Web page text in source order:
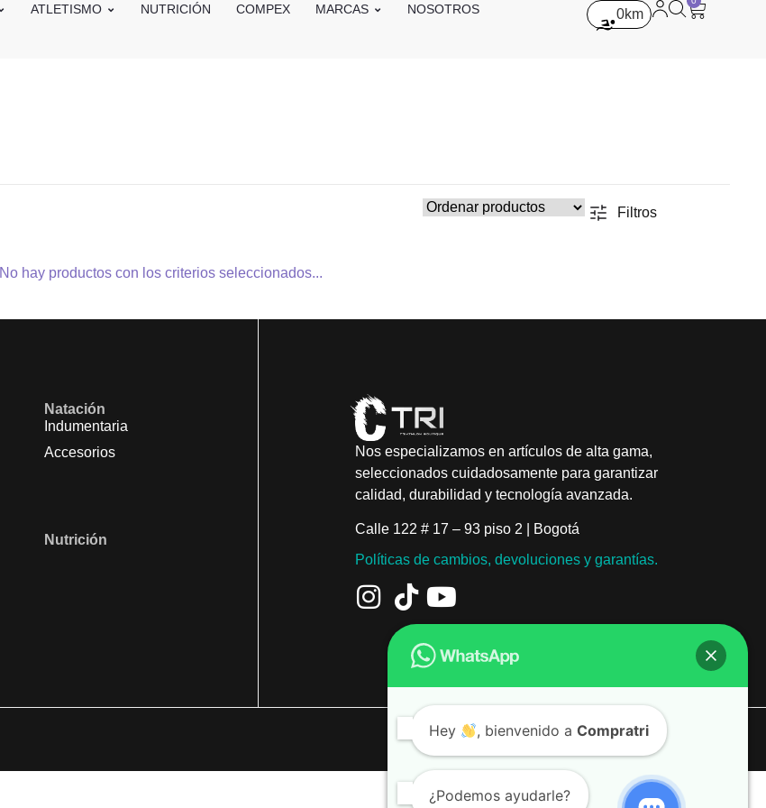
ATLETISMO NUTRICIÓN COMPEX MARCAS NOSOTROS 0km
Filtros
No hay productos con los criterios seleccionados...
Natación
Indumentaria
Accesorios
Nutrición
Nos especializamos en artículos de alta gama,
seleccionados cuidadosamente para garantizar
calidad, durabilidad y tecnología avanzada.
Calle 122 # 17 – 93 piso 2 | Bogotá
Políticas de cambios, devoluciones y garantías.
Hey , bienvenido aCompratri
¿Podemos ayudarle?